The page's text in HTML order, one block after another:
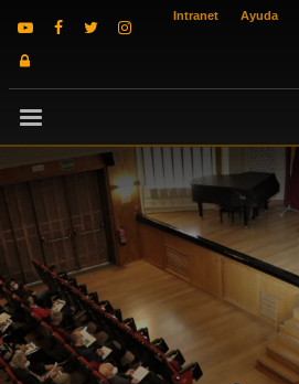
Intranet Ayuda